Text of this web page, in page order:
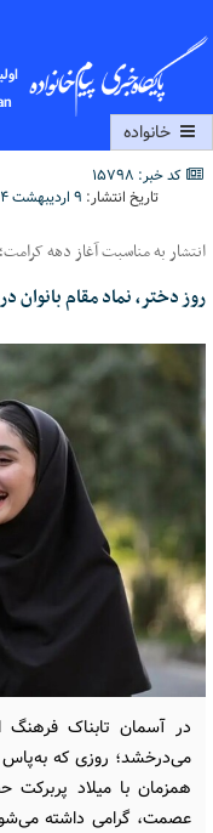
خانواده
کد خبر: 15798
تاریخ انتشار: ۹ اردیبهشت ۱۴۰۴ - ۱۱:۳۶
انتشار به مناسبت آغاز دهه کرامت؛
روز دختر، نماد مقام بانوان
در آسمان تابناک فرهنگ
می‌درخشد؛ روزی که به‌پاس
همزمان با میلاد
عصمت، گرامی‌ داشته